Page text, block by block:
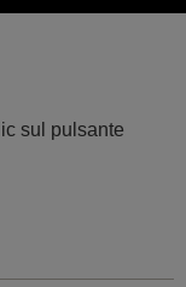
sul pulsante